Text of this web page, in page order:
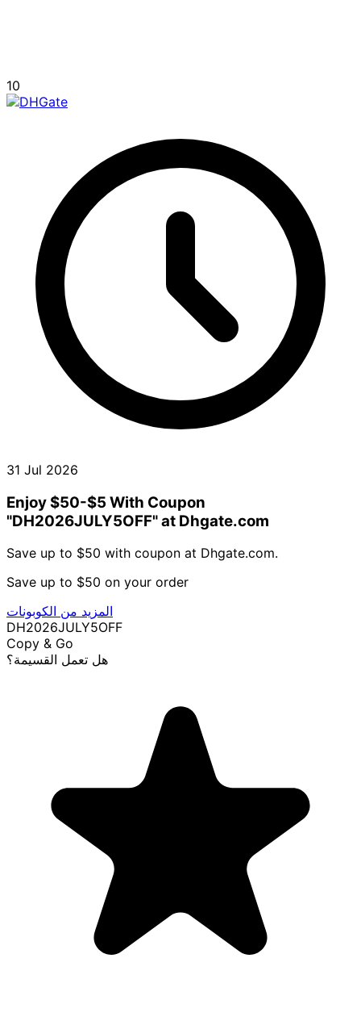
10
31 Jul 2026
Enjoy $50-$5 With Coupon
"DH2026JULY5OFF" at Dhgate.com
Save up to $50 with coupon at Dhgate.com.
Save up to $50 on your order
المزيد من الكوبونات
DH2026JULY5OFF
Copy & Go
هل تعمل القسيمة؟